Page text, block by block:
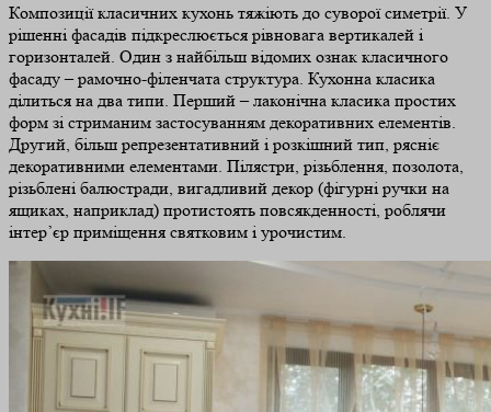
Композиції класичних кухонь тяжіють до суворої симетрії. У
рішенні фасадів підкреслюється рівновага вертикалей і
горизонталей. Один з найбільш відомих ознак класичного
фасаду – рамочно-філенчата структура. Кухонна класика
ділиться на два типи. Перший – лаконічна класика простих
форм зі стриманим застосуванням декоративних елементів.
Другий, більш репрезентативний і розкішний тип, рясніє
декоративними елементами. Пілястри, різьблення, позолота,
різьблені балюстради, вигадливий декор (фігурні ручки на
ящиках, наприклад) протистоять повсякденності, роблячи
інтер’єр приміщення святковим і урочистим.